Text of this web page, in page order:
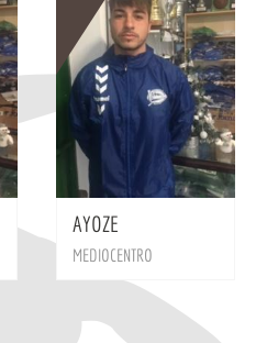
BIO
AYOZE
MEDIOCENTRO